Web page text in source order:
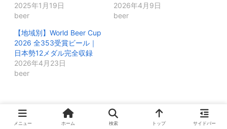
2025年1月19日
beer
2026年4月9日
beer
【地域別】World Beer Cup
2026 全353受賞ビール｜
日本勢12メダル完全収録
2026年4月23日
beer
rihobeerをフォローする
メニュー ホーム 検索 トップ サイドバー